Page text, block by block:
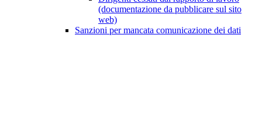
(documentazione da pubblicare sul sito
web)
Sanzioni per mancata comunicazione dei dati